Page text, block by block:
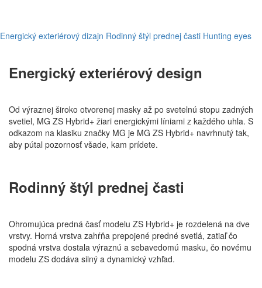
Energický exteriérový dizajn Rodinný štýl prednej časti Hunting eyes
Energický exteriérový design
Od výraznej široko otvorenej masky až po svetelnú stopu zadných
svetiel, MG ZS Hybrid+ žiari energickými líniami z každého uhla. S
odkazom na klasiku značky MG je MG ZS Hybrid+ navrhnutý tak,
aby pútal pozornosť všade, kam prídete.
Rodinný štýl prednej časti
Ohromujúca predná časť modelu ZS Hybrid+ je rozdelená na dve
vrstvy. Horná vrstva zahŕňa prepojené predné svetlá, zatiaľ čo
spodná vrstva dostala výraznú a sebavedomú masku, čo novému
modelu ZS dodáva silný a dynamický vzhľad.